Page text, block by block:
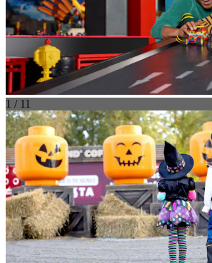
1 / 11